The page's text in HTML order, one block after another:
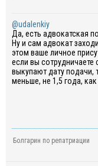
@udalenkiy
Да, есть адвокатская
Ну и сам адвокат
этом ваше личное
если вы
выкупают дату подачи,
меньше, не 1,5 года,
Болгарин по репатриации